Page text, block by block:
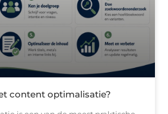
content optimalisatie?